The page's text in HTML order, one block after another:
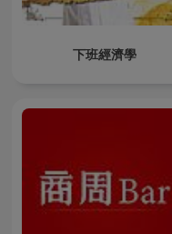
下班經濟學